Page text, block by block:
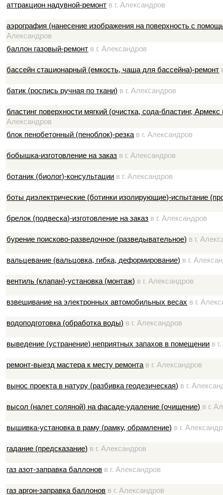
аттракцион надувной-ремонт в г. Александров
аэрография (нанесение изображения на поверхность с
Александров
баллон газовый-ремонт в г. Александров
бассейн стационарный (емкость, чаша для бассейна)-ремонт
батик (роспись ручная по ткани) в г. Александров
бластинг поверхности мягкий (очистка, сода-бластинг,
Александров
блок пенобетонный (пеноблок)-резка в г. Александров
бобышка-изготовление на заказ в г. Александров
ботаник (биолог)-консультации в г. Александров
боты диэлектрические (ботинки изолирующие)-испытание
брелок (подвеска)-изготовление на заказ в г. Александров
бурение поисково-разведочное (разведывательное) в г.
вальцевание (вальцовка, гибка, деформирование) в г.
вентиль (клапан)-установка (монтаж) в г. Александров
взвешивание на электронных автомобильных весах в г.
водоподготовка (обработка воды) в г. Александров
выведение (устранение) неприятных запахов в помещении в
ремонт-выезд мастера к месту ремонта в г. Александров
вынос проекта в натуру (разбивка геодезическая) в г.
высол (налет соляной) на фасаде-удаление (очищение) в г.
вышивка-установка в раму (рамку, обрамление) в г.
гадание (предсказание) в г. Александров
газ азот-заправка баллонов в г. Александров
газ аргон-заправка баллонов в г. Александров